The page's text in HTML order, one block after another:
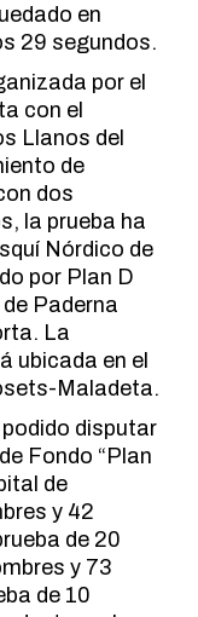
en
29 segundos.
por el
con el
Llanos del
de
dos
la prueba ha
Nórdico de
por Plan D
Paderna
La
ubicada en el
Maladeta.
disputar
Fondo “Plan
de
y 42
de 20
y 73
de 10